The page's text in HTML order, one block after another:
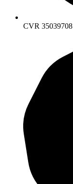
CVR 35039708